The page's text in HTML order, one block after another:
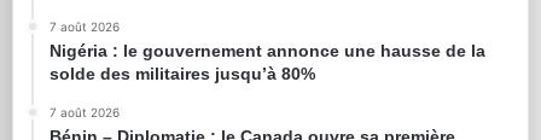
7 août 2026
Nigéria : le gouvernement annonce une hausse de la
solde des militaires jusqu’à 80%
7 août 2026